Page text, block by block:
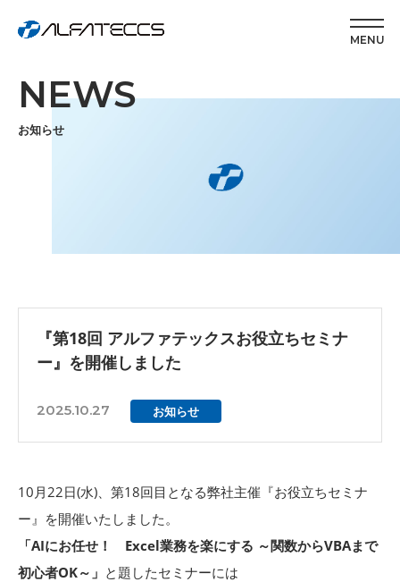
MENU
NEWS
お知らせ
『第18回 アルファテックスお役立ちセミナ
ー』を開催しました
2025.10.27 お知らせ
10月22日(水)、第18回目となる弊社主催『お役立ちセミナ
ー』を開催いたしました。
「AIにお任せ！ Excel業務を楽にする ～関数からVBAまで
初心者OK～」 と題したセミナーには